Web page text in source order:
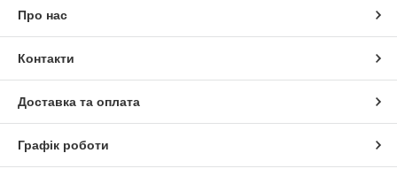
Про нас
Контакти
Доставка та оплата
Графік роботи